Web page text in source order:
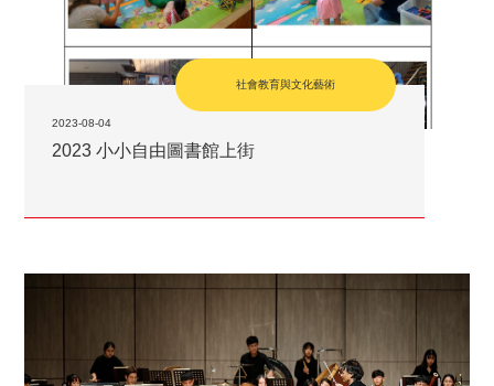
社會教育與文化藝術
2023-08-04
2023 小小自由圖書館上街